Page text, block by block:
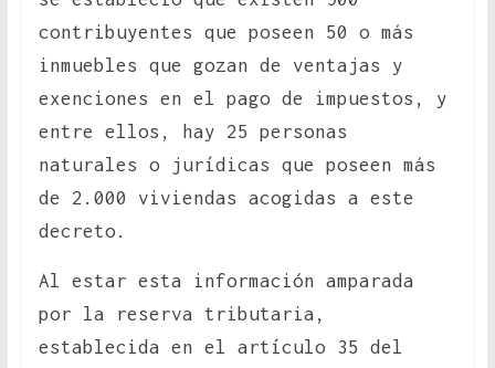
contribuyentes que poseen 50 o más
inmuebles que gozan de ventajas y
exenciones en el pago de impuestos, y
entre ellos, hay 25 personas
naturales o jurídicas que poseen más
de 2.000 viviendas acogidas a este
decreto.
Al estar esta información amparada
por la reserva tributaria,
establecida en el artículo 35 del